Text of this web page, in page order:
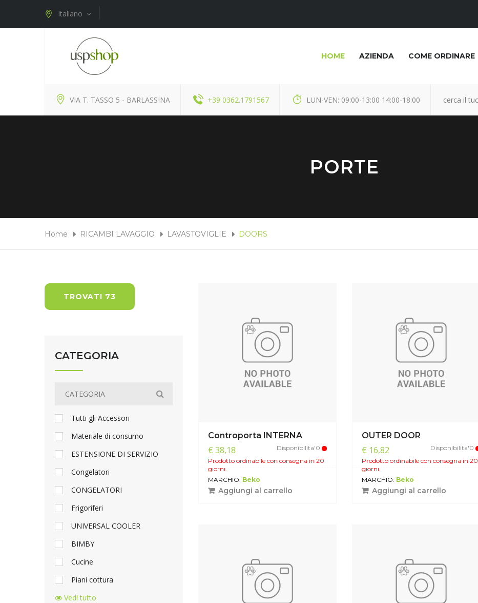
Italiano
HOME AZIENDA COME ORDINARE
VIA T. TASSO 5 - BARLASSINA +39 0362.1791567 LUN-VEN: 09:00-13:00 14:00-18:00
PORTE
Home RICAMBI LAVAGGIO LAVASTOVIGLIE DOORS
Controporta INTERNA
€ 38,18
Disponibilita'0
Prodotto ordinabile con consegna in 20
giorni.
MARCHIO: Beko
Aggiungi al carrello
OUTER DOOR
€ 16,82
Disponibilita'0
Prodotto ordinabile con consegna in 20
giorni.
MARCHIO: Beko
Aggiungi al carrello
TROVATI 73
CATEGORIA
Tutti gli Accessori
Materiale di consumo
ESTENSIONE DI SERVIZIO
Congelatori
CONGELATORI
Frigoriferi
UNIVERSAL COOLER
BIMBY
Cucine
Piani cottura
Vedi tutto